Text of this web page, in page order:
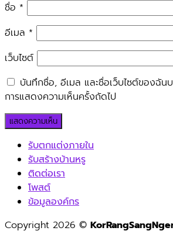
ชื่อ *
อีเมล *
เว็บไซต์
บันทึกชื่อ, อีเมล และชื่อเว็บไซต์ของฉัน
การแสดงความเห็นครั้งถัดไป
รับตกแต่งภายใน
รับสร้างบ้านหรู
ติดต่อเรา
โพสต์
ข้อมูลองค์กร
Copyright 2026 ©